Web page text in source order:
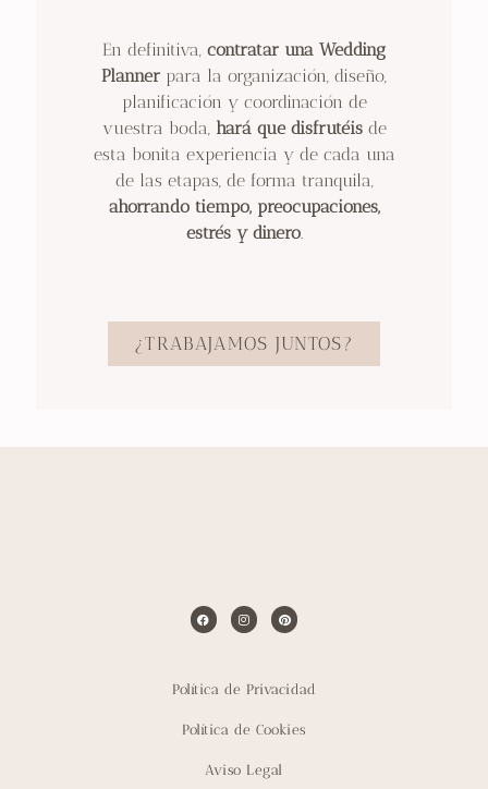
En definitiva, contratar una Wedding
Planner para la organización, diseño,
planificación y coordinación de
vuestra boda, hará que disfrutéis de
esta bonita experiencia y de cada una
de las etapas, de forma tranquila,
ahorrando tiempo, preocupaciones,
estrés y dinero.
¿TRABAJAMOS JUNTOS?
Política de Privacidad
Política de Cookies
Aviso Legal